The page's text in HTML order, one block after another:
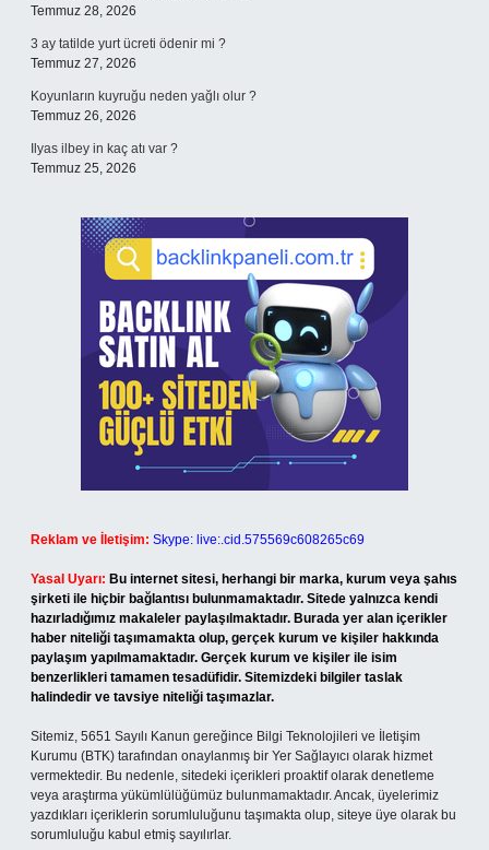
Temmuz 28, 2026
3 ay tatilde yurt ücreti ödenir mi ?
Temmuz 27, 2026
Koyunların kuyruğu neden yağlı olur ?
Temmuz 26, 2026
Ilyas ilbey in kaç atı var ?
Temmuz 25, 2026
Reklam ve İletişim: Skype: live:.cid.575569c608265c69
Yasal Uyarı: Bu internet sitesi, herhangi bir marka, kurum veya şahıs
şirketi ile hiçbir bağlantısı bulunmamaktadır. Sitede yalnızca kendi
hazırladığımız makaleler paylaşılmaktadır. Burada yer alan içerikler
haber niteliği taşımamakta olup, gerçek kurum ve kişiler hakkında
paylaşım yapılmamaktadır. Gerçek kurum ve kişiler ile isim
benzerlikleri tamamen tesadüfidir. Sitemizdeki bilgiler taslak
halindedir ve tavsiye niteliği taşımazlar.
Sitemiz, 5651 Sayılı Kanun gereğince Bilgi Teknolojileri ve İletişim
Kurumu (BTK) tarafından onaylanmış bir Yer Sağlayıcı olarak hizmet
vermektedir. Bu nedenle, sitedeki içerikleri proaktif olarak denetleme
veya araştırma yükümlülüğümüz bulunmamaktadır. Ancak, üyelerimiz
yazdıkları içeriklerin sorumluluğunu taşımakta olup, siteye üye olarak bu
sorumluluğu kabul etmiş sayılırlar.